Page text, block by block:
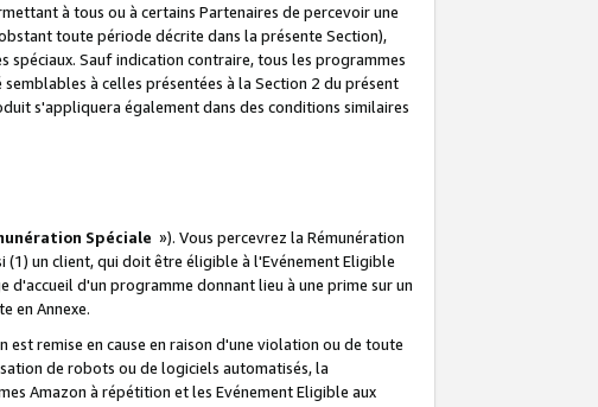
à tous ou à certains Partenaires de percevoir une
toute période décrite dans la présente Section),
Sauf indication contraire, tous les programmes
à celles présentées à la Section 2 du présent
s'appliquera également dans des conditions similaires
Spéciale »). Vous percevrez la Rémunération
(1) un client, qui doit être éligible à l'Evénement Eligible
d'accueil d'un programme donnant lieu à une prime sur un
en Annexe.
est remise en cause en raison d'une violation ou de toute
de robots ou de logiciels automatisés, la
Amazon à répétition et les Evénement Eligible aux